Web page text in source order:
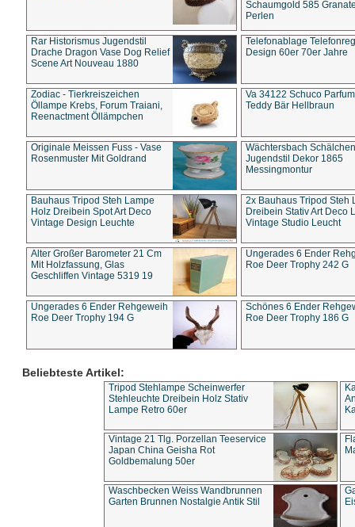
Schaumgold 585
Perlen
Rar Historismus Jugendstil
Drache Dragon Vase Dog Relief
Scene Art Nouveau 1880
Telefonablage
Design 60er 70er Jahre
Zodiac - Tierkreiszeichen
Öllampe Krebs, Forum Traiani,
Reenactment Öllämpchen
Va 34122 Schuco
Teddy Bär Hellbraun
Originale Meissen Fuss - Vase
Rosenmuster Mit Goldrand
Wächtersbach Schälchen
Jugendstil Dekor 1865
Messingmontur
Bauhaus Tripod Steh Lampe
Holz Dreibein Spot Art Deco
Vintage Design Leuchte
2x Bauhaus Tripod Steh
Dreibein Stativ Art Deco
Vintage Studio Leucht
Alter Großer Barometer 21 Cm
Mit Holzfassung, Glas
Geschliffen Vintage 5319 19
Ungerades 6 Ender
Roe Deer Trophy 242 G
Ungerades 6 Ender Rehgeweih
Roe Deer Trophy 194 G
Schönes 6 Ender
Roe Deer Trophy 186 G
Beliebteste Artikel:
Tripod Stehlampe Scheinwerfer
Stehleuchte Dreibein Holz Stativ
Lampe Retro 60er
Vintage 21 Tlg. Porzellan Teeservice
Japan China Geisha Rot
Goldbemalung 50er
Waschbecken Weiss Wandbrunnen
Garten Brunnen Nostalgie Antik Stil